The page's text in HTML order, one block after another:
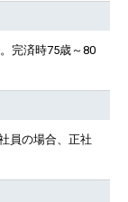
完済時75歳～80
員の場合、正社